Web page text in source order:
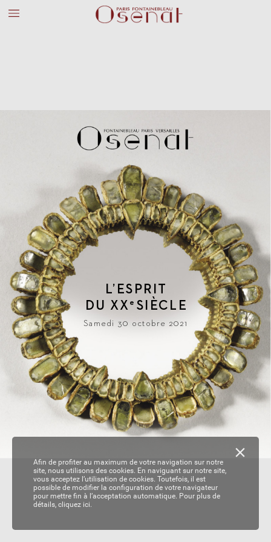
L’ESPRIT
DU XX e SIÈCLE
Samedi 30 octobre 2021
Afin de profiter au maximum de votre navigation sur notre
site, nous utilisons des cookies. En naviguant sur notre site,
vous acceptez l’utilisation de cookies. Toutefois, il est
possible de modifier la configuration de votre navigateur
pour mettre fin à l’acceptation automatique. Pour plus de
détails, cliquez ici.